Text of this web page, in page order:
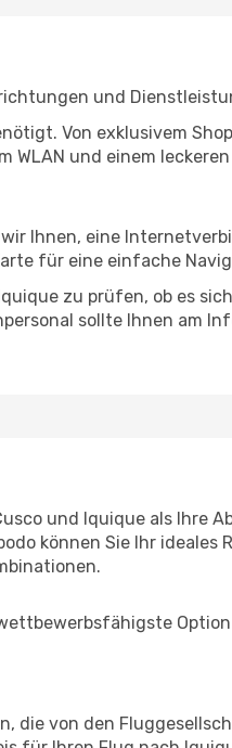
und
Von exklusivem
WLAN und einem
Ihnen, eine
für eine einfache
zu prüfen, ob es
sollte Ihnen am
und Iquique als Ihre
können Sie Ihr ideales
die von den